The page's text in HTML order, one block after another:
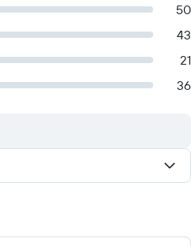
50
43
21
36